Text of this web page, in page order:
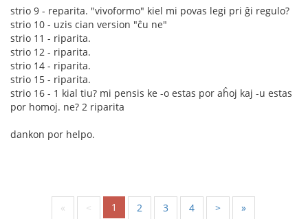
strio 9 - reparita. "vivoformo" kiel mi povas legi pri ĝi regulo?
strio 10 - uzis cian version "ĉu ne"
strio 11 - riparita.
strio 12 - riparita.
strio 14 - riparita.
strio 15 - riparita.
strio 16 - 1 kial tiu? mi pensis ke -o estas por aĥoj kaj -u estas
por homoj. ne? 2 riparita
dankon por helpo.
« < 1 2 3 4 > »